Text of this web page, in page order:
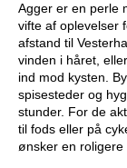
Agger er en perle
vifte af oplevelser
afstand til
vinden i håret,
ind mod kysten.
spisesteder og
stunder. For de
til fods eller på
ønsker en roligere